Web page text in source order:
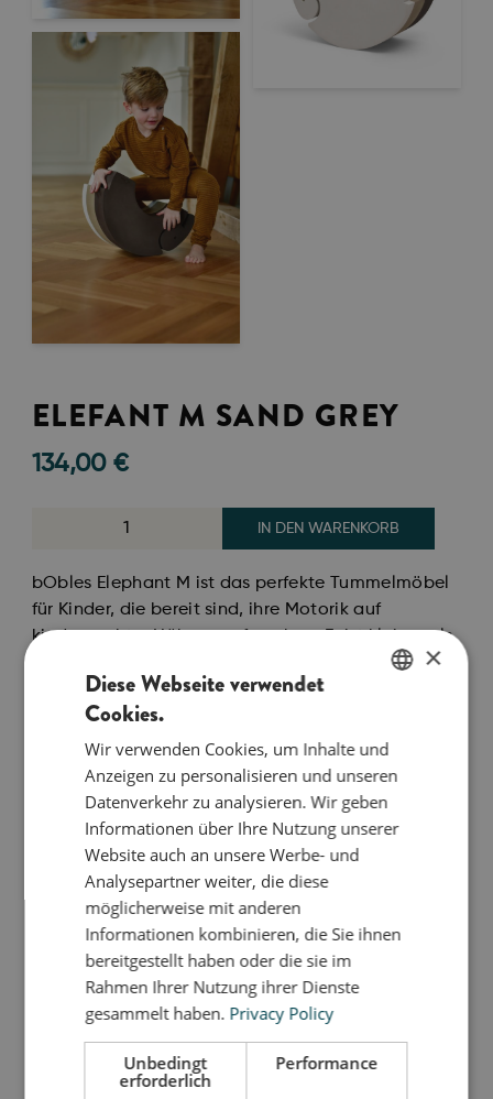
ELEFANT M SAND GREY
134,00€
IN DEN WARENKORB
bObles Elephant M ist das perfekte Tummelmöbel
für Kinder, die bereit sind, ihre Motorik auf
kindgerechter Höhe zu erforschen. Er ist kleiner als
Elephant L und dadurch leichter für Kinder zu
handhaben. Das macht ihn ideal für die ersten
Balanceschritte, Wippbewegungen und aktives
Babys können sich auf den gewölbten Rücken des
Elefanten legen, um ihre Nackenmuskulatur zu
stärken. Wenn der Elephant umgedreht wird,
können sie in der Rundung platziert werden und
sanft schaukeln. Das stimuliert Rücken und
Gleichgewichtssinn.
Wenn das Kind älter wird, bietet Elephant M Halt
beim Hochziehen und kann im Alltag als Hocker,
Tritthilfe oder Wippe genutzt werden. Die
rutschfeste Oberfläche aus weichem EVA-Schaum
macht ihn sicher in der Anwendung und leicht zu
DANISH
×
Diese Webseite verwendet
Cookies.
Wir verwenden Cookies, um Inhalte und
Anzeigen zu personalisieren und unseren
Datenverkehr zu analysieren. Wir geben
Informationen über Ihre Nutzung unserer
Website auch an unsere Werbe- und
Analysepartner weiter, die diese
möglicherweise mit anderen
Informationen kombinieren, die Sie ihnen
bereitgestellt haben oder die sie im
Rahmen Ihrer Nutzung ihrer Dienste
gesammelt haben. Privacy Policy
Unbedingt
erforderlich
Performance